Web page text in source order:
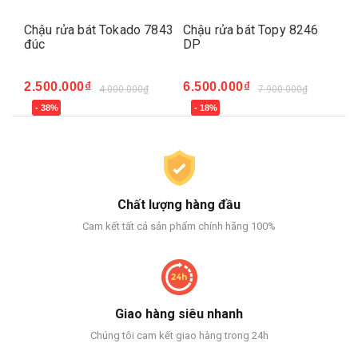
Chậu rửa bát Tokado 7843
đúc
2.500.000₫ 4.000.000₫
- 38%
Chậu rửa bát Topy 8246
DP
6.500.000₫ 7.900.000₫
- 18%
Chất lượng hàng đầu
Cam kết tất cả sản phẩm chính hãng 100%
Giao hàng siêu nhanh
Chúng tôi cam kết giao hàng trong 24h